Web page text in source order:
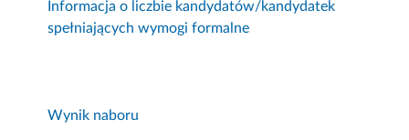
Informacja o liczbie kandydatów/kandydatek
spełniających wymogi formalne
Wynik naboru